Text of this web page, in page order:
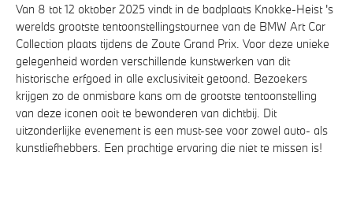
Van 8 tot 12 oktober 2025 vindt in de badplaats Knokke-Heist 's
werelds grootste tentoonstellingstournee van de BMW Art Car
Collection plaats tijdens de Zoute Grand Prix. Voor deze unieke
gelegenheid worden verschillende kunstwerken van dit
historische erfgoed in alle exclusiviteit getoond. Bezoekers
krijgen zo de onmisbare kans om de grootste tentoonstelling
van deze iconen ooit te bewonderen van dichtbij. Dit
uitzonderlijke evenement is een must-see voor zowel auto- als
kunstliefhebbers. Een prachtige ervaring die niet te missen is!